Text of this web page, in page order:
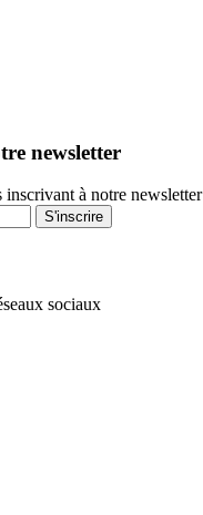
newsletter
à notre newsletter
S'inscrire
sociaux